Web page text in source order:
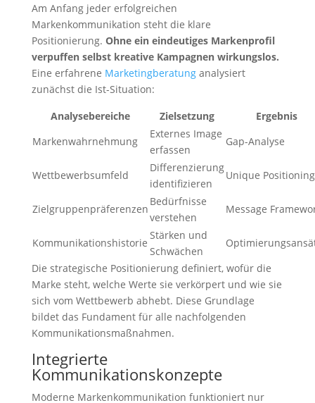
Am Anfang jeder erfolgreichen
Markenkommunikation steht die klare
Positionierung. Ohne ein eindeutiges Markenprofil
verpuffen selbst kreative Kampagnen wirkungslos.
Eine erfahrene Marketingberatunganalysiert
zunächst die Ist-Situation:
Analysebereiche
Zielsetzung
Ergebnis
Markenwahrnehmung
Externes Image
erfassen
Gap-Analyse
Wettbewerbsumfeld
Differenzierung
identifizieren
Unique Positioning
Zielgruppenpräferenzen
Bedürfnisse
verstehen
Message
Kommunikationshistorie
Stärken und
Schwächen
Die strategische Positionierung definiert, wofür die
Marke steht, welche Werte sie verkörpert und wie sie
sich vom Wettbewerb abhebt. Diese Grundlage
bildet das Fundament für alle nachfolgenden
Kommunikationsmaßnahmen.
Integrierte
Kommunikationskonzepte
Moderne Markenkommunikation funktioniert nur